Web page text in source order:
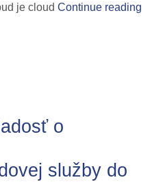
je cloud Continue reading
o
služby do